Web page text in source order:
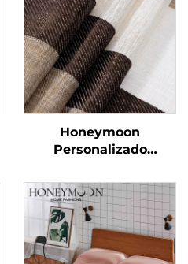
Honeymoon
Personalizado
Listas para Dormitorio
y Sala de Estar con
Ojales Transparentes
para Ventana